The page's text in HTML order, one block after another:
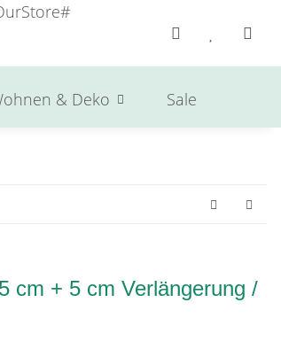
& Deko Sale
cm + 5 cm Verlängerung /